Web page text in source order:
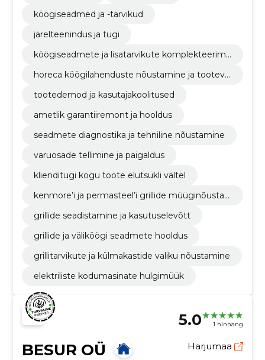
köögiseadmed ja -tarvikud
järelteenindus ja tugi
köögiseadmete ja lisatarvikute komplekteerimi
horeca köögilahenduste nõustamine ja tooteval
tootedemod ja kasutajakoolitused
ametlik garantiiremont ja hooldus
seadmete diagnostika ja tehniline nõustamine
varuosade tellimine ja paigaldus
klienditugi kogu toote elutsükli vältel
kenmore’i ja permasteel’i grillide müüginõusta
grillide seadistamine ja kasutuselevõtt
grillide ja väliköögi seadmete hooldus
grillitarvikute ja külmakastide valiku nõustamine
elektriliste kodumasinate hulgimüük
5.0 1 hinnang
BESUR OÜ Harjumaa